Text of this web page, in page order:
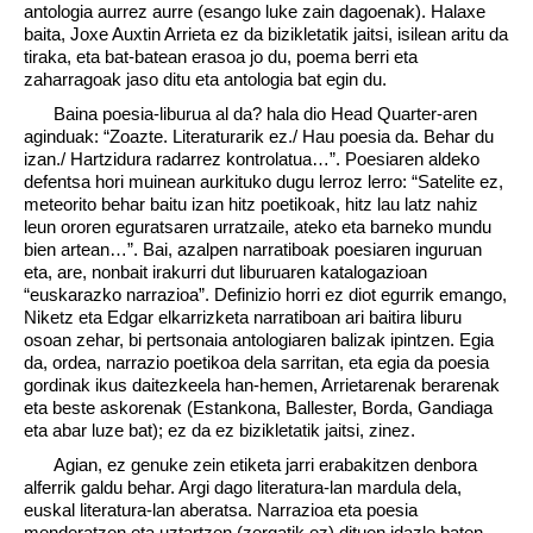
antologia aurrez aurre (esango luke zain dagoenak). Halaxe
baita, Joxe Auxtin Arrieta ez da bizikletatik jaitsi, isilean aritu da
tiraka, eta bat-batean erasoa jo du, poema berri eta
zaharragoak jaso ditu eta antologia bat egin du.
Baina poesia-liburua al da? hala dio Head Quarter-aren
aginduak: “Zoazte. Literaturarik ez./ Hau poesia da. Behar du
izan./ Hartzidura radarrez kontrolatua…”. Poesiaren aldeko
defentsa hori muinean aurkituko dugu lerroz lerro: “Satelite ez,
meteorito behar baitu izan hitz poetikoak, hitz lau latz nahiz
leun ororen eguratsaren urratzaile, ateko eta barneko mundu
bien artean…”. Bai, azalpen narratiboak poesiaren inguruan
eta, are, nonbait irakurri dut liburuaren katalogazioan
“euskarazko narrazioa”. Definizio horri ez diot egurrik emango,
Niketz eta Edgar elkarrizketa narratiboan ari baitira liburu
osoan zehar, bi pertsonaia antologiaren balizak ipintzen. Egia
da, ordea, narrazio poetikoa dela sarritan, eta egia da poesia
gordinak ikus daitezkeela han-hemen, Arrietarenak berarenak
eta beste askorenak (Estankona, Ballester, Borda, Gandiaga
eta abar luze bat); ez da ez bizikletatik jaitsi, zinez.
Agian, ez genuke zein etiketa jarri erabakitzen denbora
alferrik galdu behar. Argi dago literatura-lan mardula dela,
euskal literatura-lan aberatsa. Narrazioa eta poesia